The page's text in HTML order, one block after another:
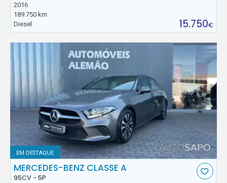
2016
189.750 km
Diesel
15.750€
EM DESTAQUE
MERCEDES-BENZ CLASSE A
95CV - 5P